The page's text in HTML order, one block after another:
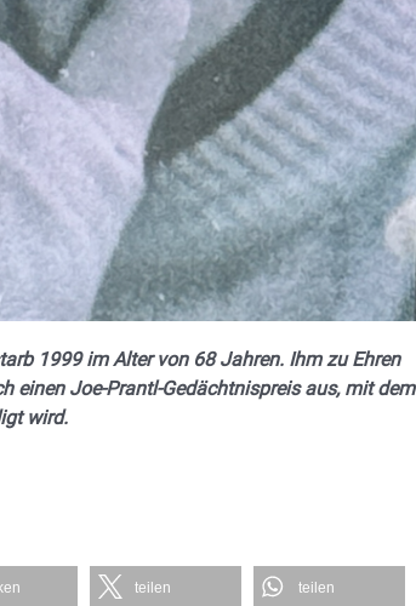
1999 im Alter von 68 Jahren. Ihm zu Ehren
einen Joe-Prantl-Gedächtnispreis aus, mit dem
wird.
teilen teilen